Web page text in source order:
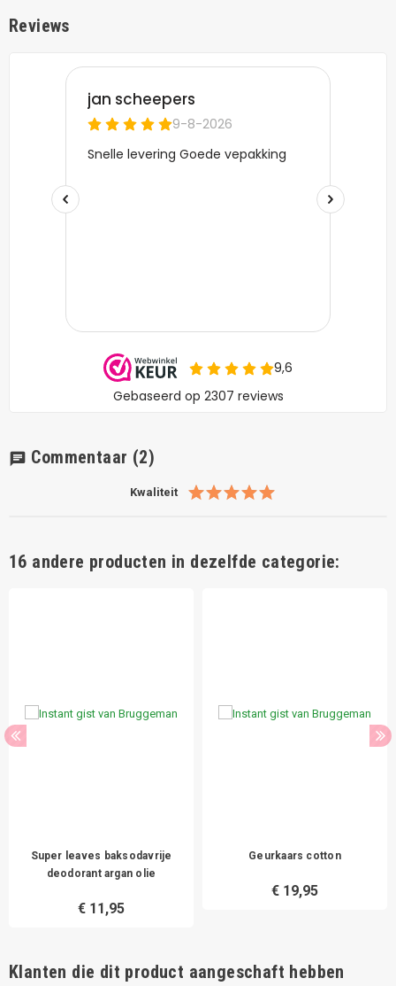
Reviews
chat Commentaar (2)
Kwaliteit
16 andere producten in dezelfde categorie:
Super leaves baksodavrije
deodorant argan olie
€ 11,95
Geurkaars cotton
€ 19,95
Klanten die dit product aangeschaft hebben